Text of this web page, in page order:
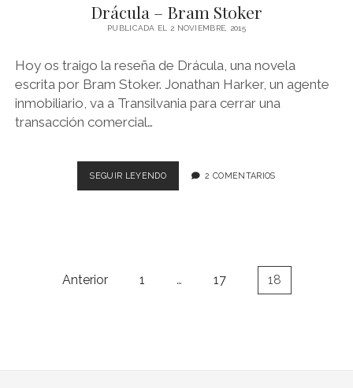
Drácula – Bram Stoker
PUBLICADA EL 2 NOVIEMBRE, 2015
Hoy os traigo la reseña de Drácula, una novela
escrita por Bram Stoker. Jonathan Harker, un agente
inmobiliario, va a Transilvania para cerrar una
transacción comercial…
SEGUIR LEYENDODRÁCULA
–
2 COMENTARIOS
Paginación
Anterior 1 … 17 18